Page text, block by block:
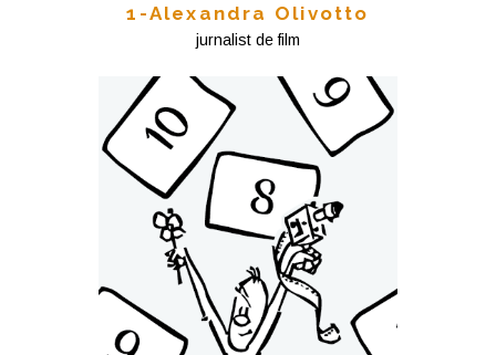
1-Alexandra Olivotto
jurnalist de film